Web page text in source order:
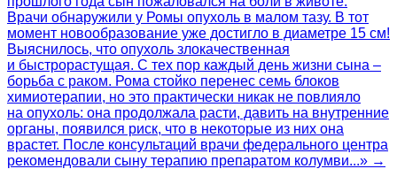
Врачи обнаружили у Ромы опухоль в малом тазу. В тот
момент новообразование уже достигло в диаметре 15 см!
Выяснилось, что опухоль злокачественная
и быстрорастущая. С тех пор каждый день жизни сына –
борьба с раком. Рома стойко перенес семь блоков
химиотерапии, но это практически никак не повлияло
на опухоль: она продолжала расти, давить на внутренние
органы, появился риск, что в некоторые из них она
врастет. После консультаций врачи федерального центра
рекомендовали сыну терапию препаратом колумви...» →